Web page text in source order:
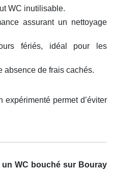
WC inutilisable.
assurant un nettoyage
fériés, idéal pour les
absence de frais cachés.
permet d’éviter
WC bouché sur Bouray